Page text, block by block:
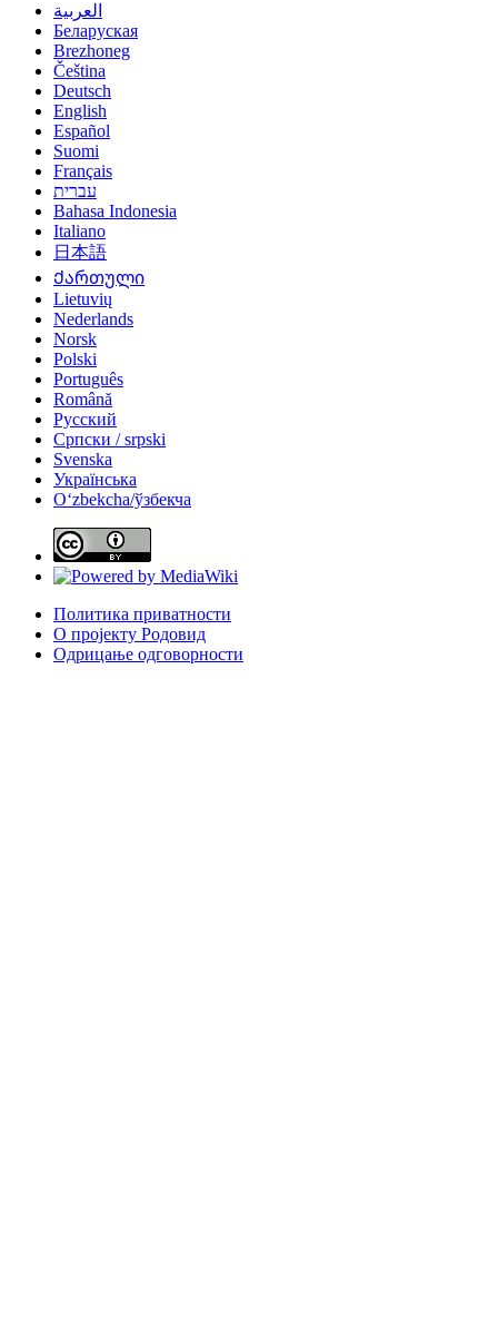
العربية
Беларуская
Brezhoneg
Čeština
Deutsch
English
Español
Suomi
Français
עברית
Bahasa Indonesia
Italiano
日本語
Ქართული
Lietuvių
Nederlands
Norsk
Polski
Português
Română
Русский
Српски / srpski
Svenska
Українська
Oʻzbekcha/ўзбекча
Политика приватности
О пројекту Родовид
Одрицање одговорности